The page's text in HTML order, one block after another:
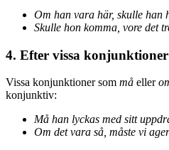
Om han vara här, skulle han
Skulle hon komma, vore det
4. Efter vissa konjunktioner
Vissa konjunktioner som må eller
konjunktiv:
Må han lyckas med sitt
Om det vara så, måste vi